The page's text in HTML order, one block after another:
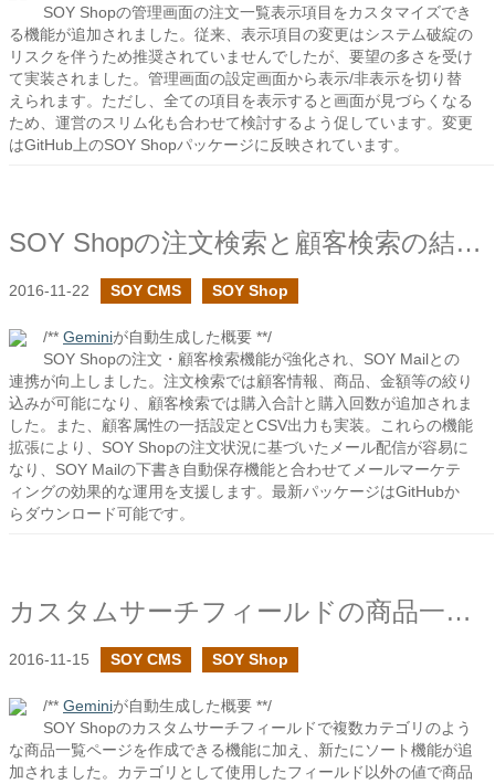
SOY Shopの管理画面の注文一覧表示項目をカスタマイズでき
る機能が追加されました。従来、表示項目の変更はシステム破綻の
リスクを伴うため推奨されていませんでしたが、要望の多さを受け
て実装されました。管理画面の設定画面から表示/非表示を切り替
えられます。ただし、全ての項目を表示すると画面が見づらくなる
ため、運営のスリム化も合わせて検討するよう促しています。変更
はGitHub上のSOY Shopパッケージに反映されています。
SOY Shopの注文検索と顧客検索の結果をSOY Mailで利用する機能を追加しました
2016-11-22 SOY CMS SOY Shop
/** Geminiが自動生成した概要 **/
SOY Shopの注文・顧客検索機能が強化され、SOY Mailとの
連携が向上しました。注文検索では顧客情報、商品、金額等の絞り
込みが可能になり、顧客検索では購入合計と購入回数が追加されま
した。また、顧客属性の一括設定とCSV出力も実装。これらの機能
拡張により、SOY Shopの注文状況に基づいたメール配信が容易に
なり、SOY Mailの下書き自動保存機能と合わせてメールマーケテ
ィングの効果的な運用を支援します。最新パッケージはGitHubか
らダウンロード可能です。
カスタムサーチフィールドの商品一覧ページで並び替えを追加
2016-11-15 SOY CMS SOY Shop
/** Geminiが自動生成した概要 **/
SOY Shopのカスタムサーチフィールドで複数カテゴリのよう
な商品一覧ページを作成できる機能に加え、新たにソート機能が追
加されました。カテゴリとして使用したフィールド以外の値で商品